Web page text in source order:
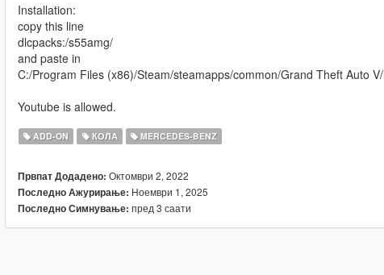
Installation:
copy this line
dlcpacks:/s55amg/
and paste in
C:/Program Files (x86)/Steam/steamapps/common/Grand Theft Auto
Youtube is allowed.
ADD-ON КОЛА MERCEDES-BENZ
Првпат Додадено: Октомври 2, 2022
Последно Ажурирање: Ноември 1, 2025
Последно Симнување: пред 3 саати